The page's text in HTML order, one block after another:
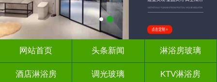
网站首页 头条新闻 淋浴房玻璃
酒店淋浴房 调光玻璃 KTV淋浴房